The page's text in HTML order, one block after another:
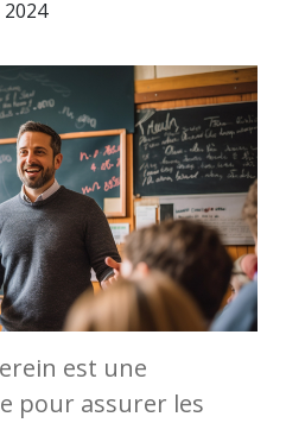
est une
pour assurer les